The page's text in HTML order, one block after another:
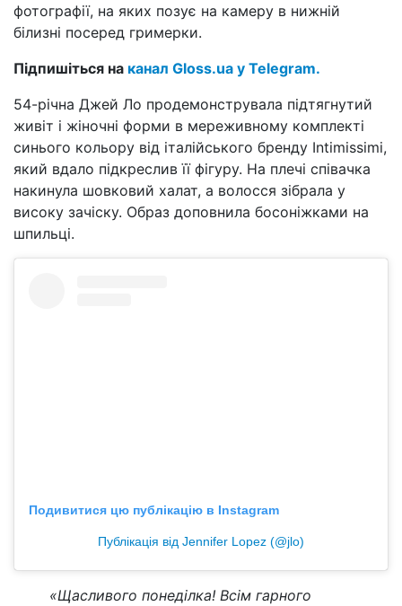
фотографії, на яких позує на камеру в нижній
білизні посеред гримерки.
Підпишіться на канал Gloss.ua у Telegram.
54-річна Джей Ло продемонструвала підтягнутий
живіт і жіночні форми в мереживному комплекті
синього кольору від італійського бренду Intimissimi,
який вдало підкреслив її фігуру. На плечі співачка
накинула шовковий халат, а волосся зібрала у
високу зачіску. Образ доповнила босоніжками на
шпильці.
Подивитися цю публікацію в Instagram
Публікація від Jennifer Lopez (@jlo)
«Щасливого понеділка! Всім гарного